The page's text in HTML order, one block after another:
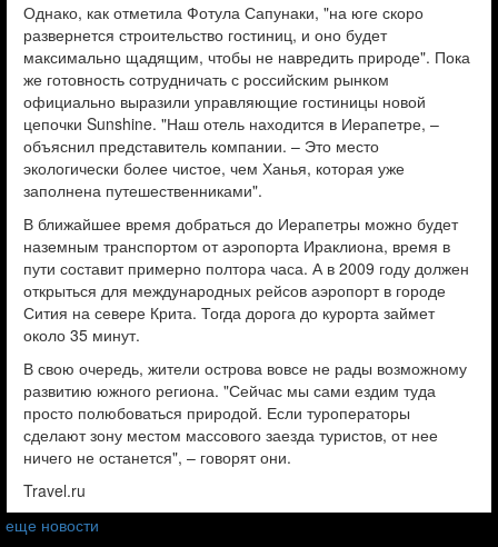
Однако, как отметила Фотула Сапунаки, "на юге скоро
развернется строительство гостиниц, и оно будет
максимально щадящим, чтобы не навредить природе". Пока
же готовность сотрудничать с российским рынком
официально выразили управляющие гостиницы новой
цепочки Sunshine. "Наш отель находится в Иерапетре, –
объяснил представитель компании. – Это место
экологически более чистое, чем Ханья, которая уже
заполнена путешественниками".
В ближайшее время добраться до Иерапетры можно будет
наземным транспортом от аэропорта Ираклиона, время в
пути составит примерно полтора часа. А в 2009 году должен
открыться для международных рейсов аэропорт в городе
Сития на севере Крита. Тогда дорога до курорта займет
около 35 минут.
В свою очередь, жители острова вовсе не рады возможному
развитию южного региона. "Сейчас мы сами ездим туда
просто полюбоваться природой. Если туроператоры
сделают зону местом массового заезда туристов, от нее
ничего не останется", – говорят они.
Travel.ru
еще новости